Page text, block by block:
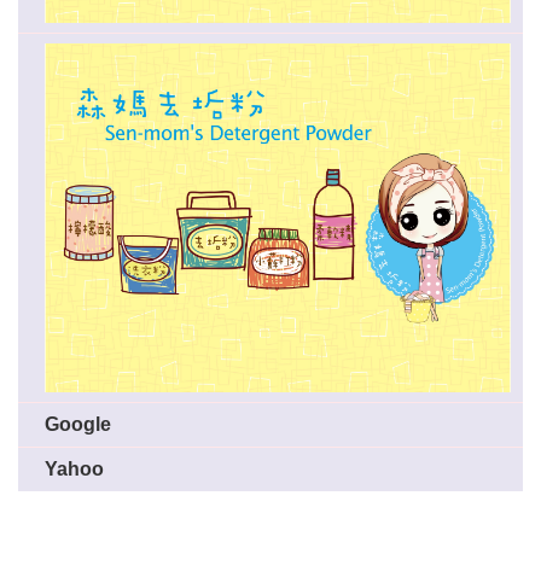
Google
Yahoo